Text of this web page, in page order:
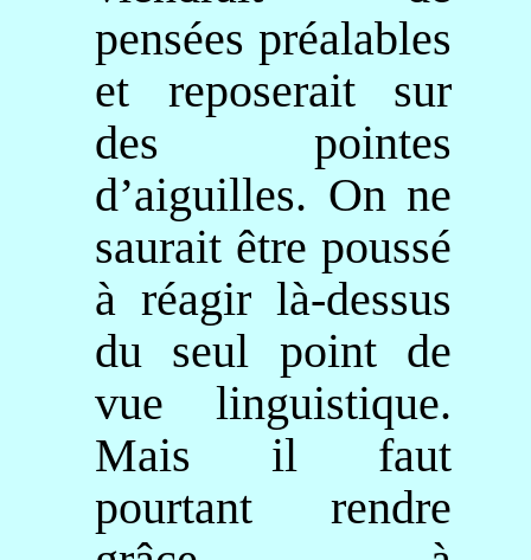
pensées préalables
et reposerait sur
des pointes
d’aiguilles. On ne
saurait être poussé
à réagir là-dessus
du seul point de
vue linguistique.
Mais il faut
pourtant rendre